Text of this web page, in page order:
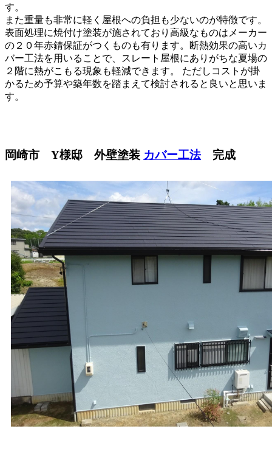
す。
また重量も非常に軽く屋根への負担も少ないのが特徴です。
表面処理に焼付け塗装が施されており高級なものはメーカー
の２０年赤錆保証がつくものも有ります。断熱効果の高いカ
バー工法を用いることで、スレート屋根にありがちな夏場の
２階に熱がこもる現象も軽減できます。 ただしコストが掛
かるため予算や築年数を踏まえて検討されると良いと思いま
す。
岡崎市 Y様邸 外壁塗装 カバー工法完成